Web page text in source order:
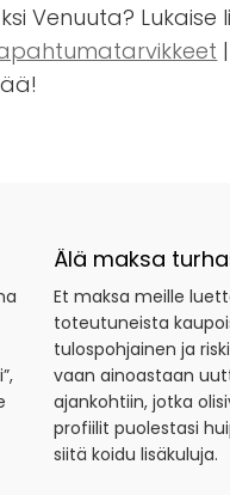
Venuuta? Lukaise
|
Älä maksa
Et maksa meille
toteutuneista
tulospohjainen ja
vaan ainoastaan
ajankohtiin, jotka
profiilit puolestasi
siitä koidu lisäkuluja.